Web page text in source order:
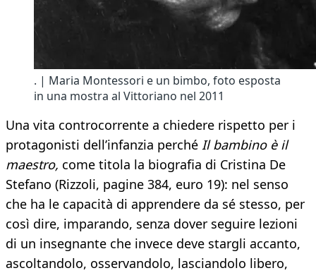
. | Maria Montessori e un bimbo, foto esposta
in una mostra al Vittoriano nel 2011
Una vita controcorrente a chiedere rispetto per i
protagonisti dell’infanzia perché Il bambino è il
maestro, come titola la biografia di Cristina De
Stefano (Rizzoli, pagine 384, euro 19): nel senso
che ha le capacità di apprendere da sé stesso, per
così dire, imparando, senza dover seguire lezioni
di un insegnante che invece deve stargli accanto,
ascoltandolo, osservandolo, lasciandolo libero,